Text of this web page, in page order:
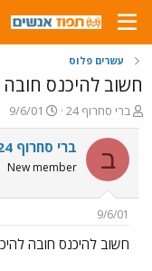
עשרים פלוס
חשוב להיכנס
פ
ו
ת
ח
ה
ש
א
ברי סחרוף 24
פ
ו
ר
ם
ר
9/6/01
ב ברי סחרוף 24
New member
9/6/01
חשוב להיכנס חובה